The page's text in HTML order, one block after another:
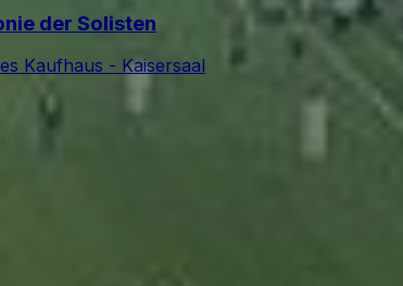
der Solisten
Kaufhaus - Kaisersaal